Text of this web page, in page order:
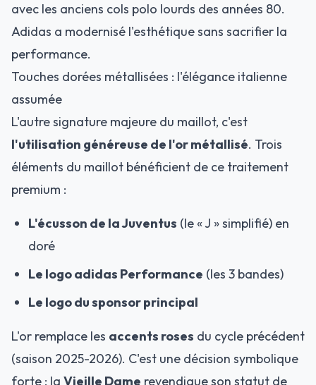
avec les anciens cols polo lourds des années 80.
Adidas a modernisé l'esthétique sans sacrifier la
performance.
Touches dorées métallisées : l'élégance italienne
assumée
L'autre signature majeure du maillot, c'est
l'utilisation généreuse de l'or métallisé. Trois
éléments du maillot bénéficient de ce traitement
premium :
L'écusson de la Juventus (le « J » simplifié) en
doré
Le logo adidas Performance (les 3 bandes)
Le logo du sponsor principal
L'or remplace les accents roses du cycle précédent
(saison 2025-2026). C'est une décision symbolique
forte : la Vieille Dame revendique son statut de